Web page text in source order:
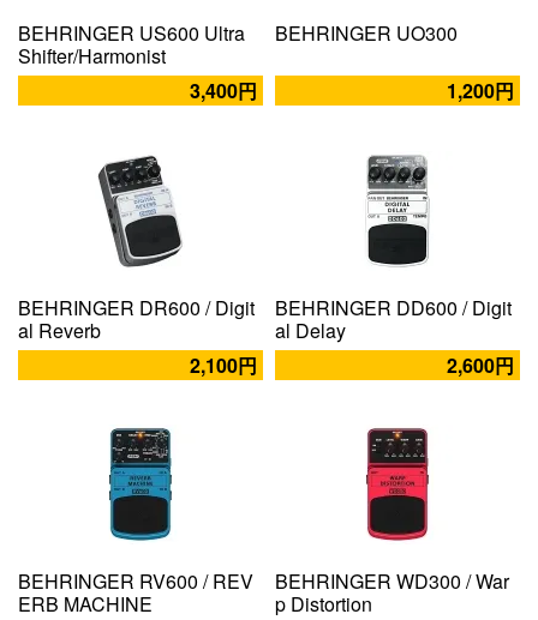
BEHRINGER US600 Ultra
Shifter/Harmonist
3,400円
BEHRINGER UO300
1,200円
BEHRINGER DR600 / Digit
al Reverb
2,100円
BEHRINGER DD600 / Digit
al Delay
2,600円
BEHRINGER RV600 / REV
ERB MACHINE
BEHRINGER WD300 / War
p Distortion